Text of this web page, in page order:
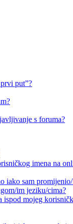
put”?
s foruma?
imena na
iako sam
im jeziku/cima?
ispod mojeg